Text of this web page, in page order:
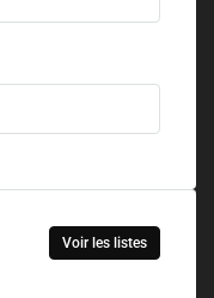
Voir les listes